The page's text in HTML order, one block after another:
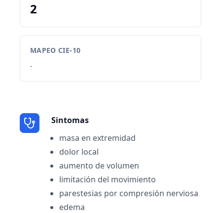
2
MAPEO CIE-10
-
Sintomas
masa en extremidad
dolor local
aumento de volumen
limitación del movimiento
parestesias por compresión nerviosa
edema